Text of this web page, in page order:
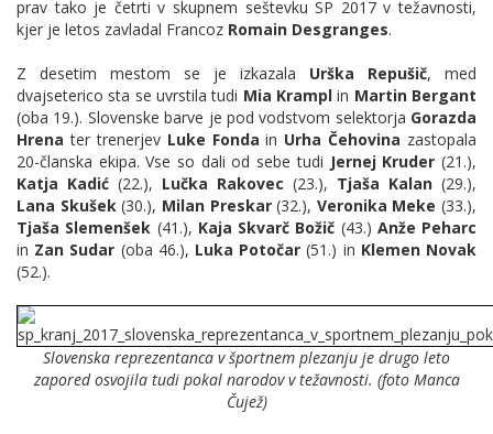
prav tako je četrti v skupnem seštevku SP 2017 v težavnosti,
kjer je letos zavladal Francoz Romain Desgranges.
Z desetim mestom se je izkazala Urška Repušič, med
dvajseterico sta se uvrstila tudi Mia Kramplin Martin Bergant
(oba 19.). Slovenske barve je pod vodstvom selektorja Gorazda
Hrena ter trenerjev Luke Fonda in Urha Čehovina zastopala
20-članska ekipa. Vse so dali od sebe tudi Jernej Kruder (21.),
Katja Kadić (22.), Lučka Rakovec (23.), Tjaša Kalan (29.),
Lana Skušek(30.), Milan Preskar(32.), Veronika Meke (33.),
Tjaša Slemenšek (41.), Kaja Skvarč Božič (43.) Anže Peharc
in Zan Sudar (oba 46.), Luka Potočar(51.) in Klemen Novak
(52.).
Slovenska reprezentanca v športnem plezanju je drugo leto
zapored osvojila tudi pokal narodov v težavnosti. (foto Manca
Čujež)